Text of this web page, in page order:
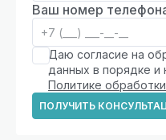
Ваш номер
Даю согласие на
данных в порядке и
Политике
ПОЛУЧИТЬ